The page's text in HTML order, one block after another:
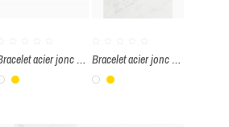
Bracelet acier jonc "Je t'aime maman"
Blanc
Or
Bracelet acier jonc pierre onyx
Blanc
Or